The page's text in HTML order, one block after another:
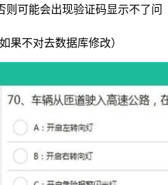
则可能会出现验证码显示不了问
果不对去数据库修改）